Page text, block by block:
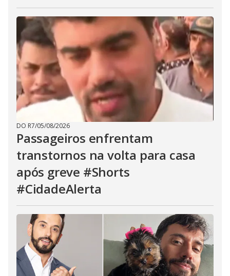
DO R7/05/08/2026
Passageiros enfrentam
transtornos na volta para casa
após greve #Shorts
#CidadeAlerta